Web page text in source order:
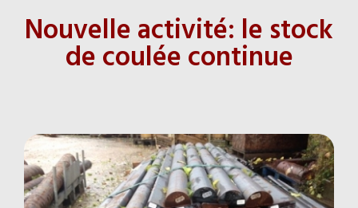
Nouvelle activité: le stock
de coulée continue